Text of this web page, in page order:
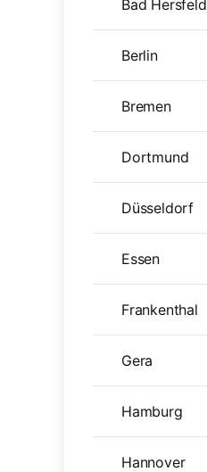
Bad Hersfeld
Berlin
Bremen
Dortmund
Düsseldorf
Essen
Frankenthal
Gera
Hamburg
Hannover